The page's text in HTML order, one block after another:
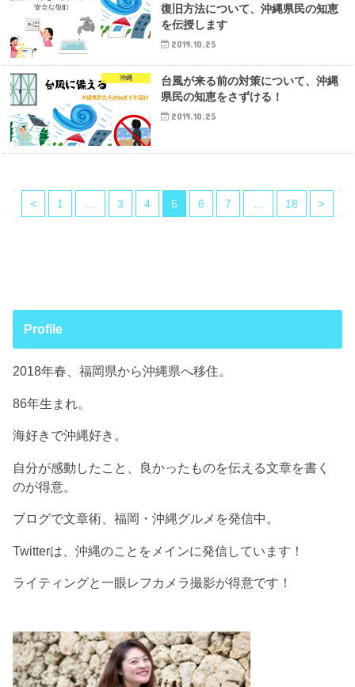
復旧方法について、沖縄県民の知恵
を伝授します
2019.10.25
沖縄
台風が来る前の対策について、沖縄
県民の知恵をさずける！
2019.10.25
< 1 3 4 5 6 7 18 >
Profile
2018年春、福岡県から沖縄県へ移住。
86年生まれ。
海好きで沖縄好き。
自分が感動したこと、良かったものを伝える文章を書く
のが得意。
ブログで文章術、福岡・沖縄グルメを発信中。
Twitterは、沖縄のことをメインに発信しています！
ライティングと一眼レフカメラ撮影が得意です！